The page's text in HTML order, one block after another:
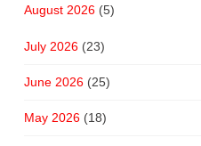
August 2026(5)
July 2026(23)
June 2026(25)
May 2026(18)